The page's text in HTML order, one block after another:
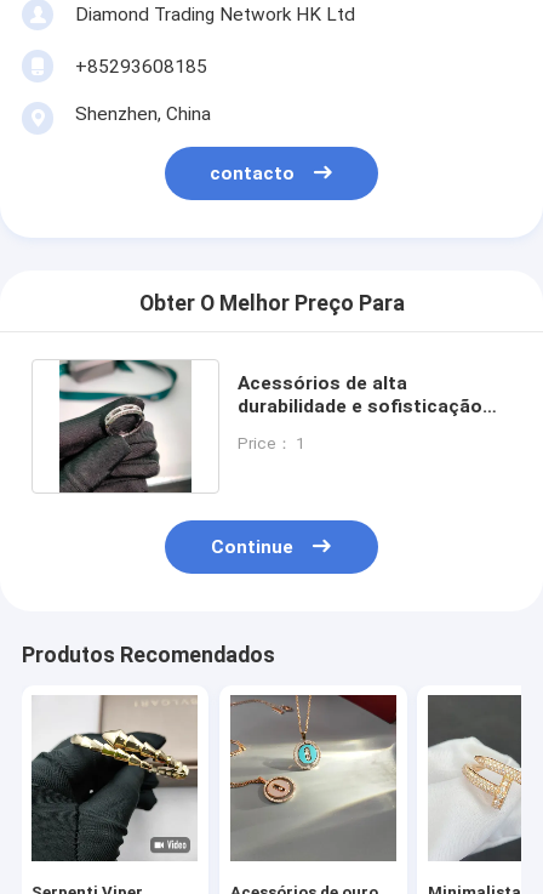
Diamond Trading Network HK Ltd
+85293608185
Shenzhen, China
contacto
Obter O Melhor Preço Para
Acessórios de alta
durabilidade e sofisticação
quilates
Price： 1
Continue
Produtos Recomendados